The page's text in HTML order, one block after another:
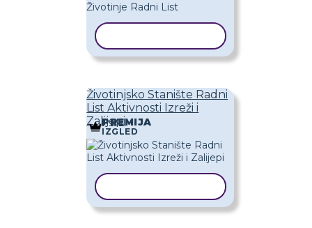
Životinjsko Stanište Radni
List Aktivnosti Izreži i
Zalijepi
PREMIJA
IZGLED